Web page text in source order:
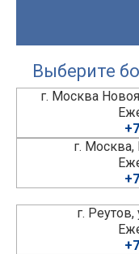
Выберите
г. Москва
г. Москва,
г.